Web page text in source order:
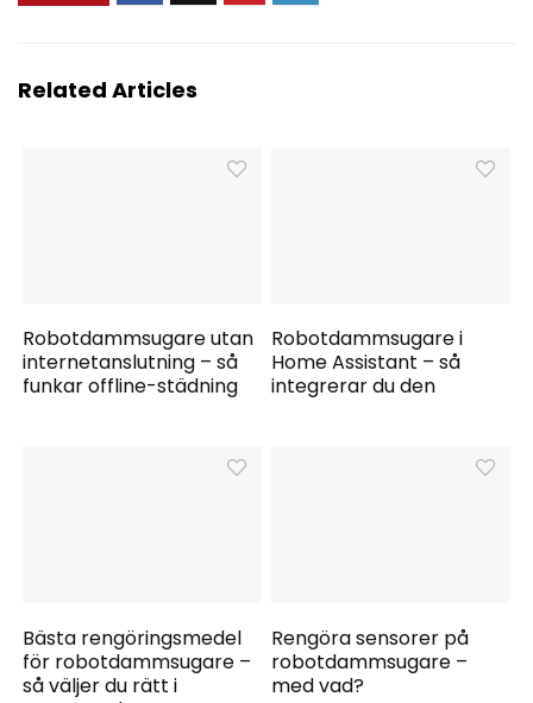
Related Articles
Robotdammsugare utan
internetanslutning – så
funkar offline-städning
Robotdammsugare i
Home Assistant – så
integrerar du den
Bästa rengöringsmedel
för robotdammsugare –
så väljer du rätt i
Rengöra sensorer på
robotdammsugare –
med vad?